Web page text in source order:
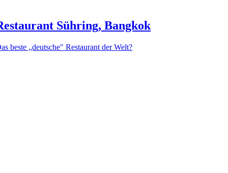
Sühring, Bangkok
beste „deutsche" Restaurant der Welt?